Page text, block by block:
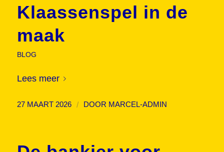
Klaassenspel in de
maak
BLOG
Lees meer
27 MAART 2026 / DOOR MARCEL-ADMIN